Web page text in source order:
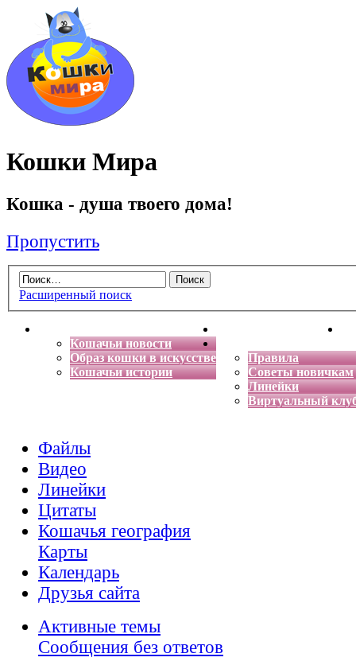
Кошки Мира
Кошка - душа твоего дома!
Пропустить
Расширенный поиск
Кошачьи новости
Образ кошки в искусстве
Кошачьи истории
Энциклопедия кошек
Правила
Советы новичкам
Линейки
Виртуальный
Файлы
Видео
Линейки
Цитаты
Кошачья география
Карты
Календарь
Друзья сайта
Активные темы
Сообщения без ответов